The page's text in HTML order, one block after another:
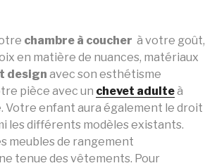
chambre à coucher à votre goût,
en matière de nuances, matériaux
design avec son esthétisme
pièce avec un chevet adulteà
Votre enfant aura également le droit
les différents modèles existants.
meubles de rangement
tenue des vêtements. Pour